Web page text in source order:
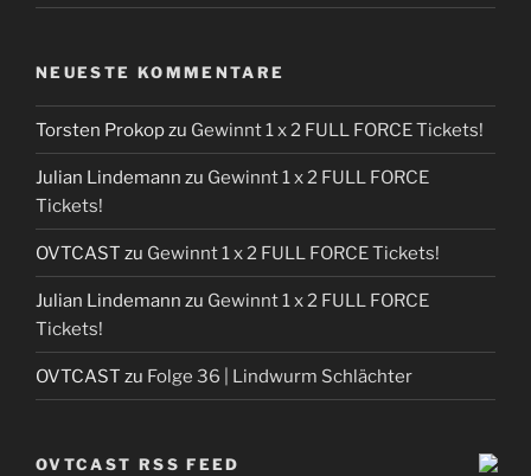
NEUESTE KOMMENTARE
Torsten Prokopzu Gewinnt 1 x 2 FULL FORCE Tickets!
Julian Lindemann zu Gewinnt 1 x 2 FULL FORCE
Tickets!
OVTCAST zu Gewinnt 1 x 2 FULL FORCE Tickets!
Julian Lindemann zu Gewinnt 1 x 2 FULL FORCE
Tickets!
OVTCAST zu Folge 36 | Lindwurm Schlächter
OVTCAST RSS FEED